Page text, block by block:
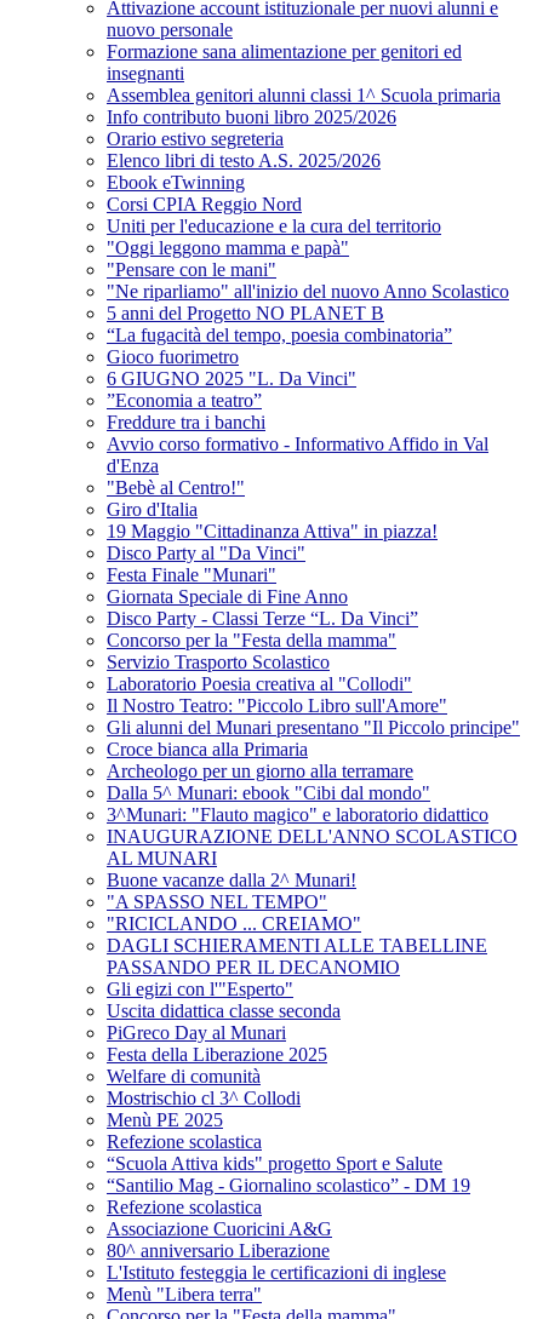
Attivazione account istituzionale per nuovi alunni e
nuovo personale
Formazione sana alimentazione per genitori ed
insegnanti
Assemblea genitori alunni classi 1^ Scuola primaria
Info contributo buoni libro 2025/2026
Orario estivo segreteria
Elenco libri di testo A.S. 2025/2026
Ebook eTwinning
Corsi CPIA Reggio Nord
Uniti per l'educazione e la cura del territorio
"Oggi leggono mamma e papà"
"Pensare con le mani"
"Ne riparliamo" all'inizio del nuovo Anno Scolastico
5 anni del Progetto NO PLANET B
“La fugacità del tempo, poesia combinatoria”
Gioco fuorimetro
6 GIUGNO 2025 "L. Da Vinci"
”Economia a teatro”
Freddure tra i banchi
Avvio corso formativo - Informativo Affido in Val
d'Enza
"Bebè al Centro!"
Giro d'Italia
19 Maggio "Cittadinanza Attiva" in piazza!
Disco Party al "Da Vinci"
Festa Finale "Munari"
Giornata Speciale di Fine Anno
Disco Party - Classi Terze “L. Da Vinci”
Concorso per la "Festa della mamma"
Servizio Trasporto Scolastico
Laboratorio Poesia creativa al "Collodi"
Il Nostro Teatro: "Piccolo Libro sull'Amore"
Gli alunni del Munari presentano "Il Piccolo principe"
Croce bianca alla Primaria
Archeologo per un giorno alla terramare
Dalla 5^ Munari: ebook "Cibi dal mondo"
3^Munari: "Flauto magico" e laboratorio didattico
INAUGURAZIONE DELL'ANNO SCOLASTICO
AL MUNARI
Buone vacanze dalla 2^ Munari!
"A SPASSO NEL TEMPO"
"RICICLANDO ... CREIAMO"
DAGLI SCHIERAMENTI ALLE TABELLINE
PASSANDO PER IL DECANOMIO
Gli egizi con l'"Esperto"
Uscita didattica classe seconda
PiGreco Day al Munari
Festa della Liberazione 2025
Welfare di comunità
Mostrischio cl 3^ Collodi
Menù PE 2025
Refezione scolastica
“Scuola Attiva kids" progetto Sport e Salute
“Santilio Mag - Giornalino scolastico” - DM 19
Refezione scolastica
Associazione Cuoricini A&G
80^ anniversario Liberazione
L'Istituto festeggia le certificazioni di inglese
Menù "Libera terra"